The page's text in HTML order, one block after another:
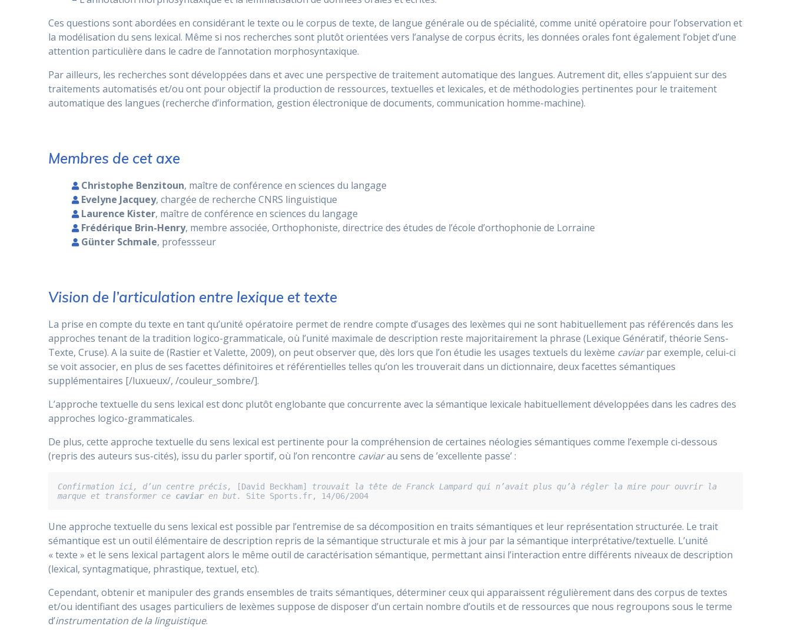
Ces questions sont abordées en considérant le texte ou le corpus de texte, de langue générale ou de spécialité, comme unité opératoire pour l’observation et
la modélisation du sens lexical. Même si nos recherches sont plutôt orientées vers l’analyse de corpus écrits, les données orales font également l’objet d’une
attention particulière dans le cadre de l’annotation morphosyntaxique.
Par ailleurs, les recherches sont développées dans et avec une perspective de traitement automatique des langues. Autrement dit, elles s’appuient sur des
traitements automatisés et/ou ont pour objectif la production de ressources, textuelles et lexicales, et de méthodologies pertinentes pour le traitement
automatique des langues (recherche d’information, gestion électronique de documents, communication homme-machine).
Membres de cet axe
Christophe Benzitoun, maître de conférence en sciences du langage
Evelyne Jacquey, chargée de recherche CNRS linguistique
Laurence Kister, maître de conférence en sciences du langage
Frédérique Brin-Henry, membre associée, Orthophoniste, directrice des études de l’école d’orthophonie de Lorraine
Günter Schmale, professseur
Vision de l’articulation entre lexique et texte
La prise en compte du texte en tant qu’unité opératoire permet de rendre compte d’usages des lexèmes qui ne sont habituellement pas référencés dans les
approches tenant de la tradition logico-grammaticale, où l’unité maximale de description reste majoritairement la phrase (Lexique Génératif, théorie Sens-
Texte, Cruse). A la suite de (Rastier et Valette, 2009), on peut observer que, dès lors que l’on étudie les usages textuels du lexème caviarpar exemple, celui-ci
se voit associer, en plus de ses facettes définitoires et référentielles telles qu’on les trouverait dans un dictionnaire, deux facettes sémantiques
supplémentaires [/luxueux/, /couleur_sombre/].
L’approche textuelle du sens lexical est donc plutôt englobante que concurrente avec la sémantique lexicale habituellement développées dans les cadres des
approches logico-grammaticales.
De plus, cette approche textuelle du sens lexical est pertinente pour la compréhension de certaines néologies sémantiques comme l’exemple ci-dessous
(repris des auteurs sus-cités), issu du parler sportif, où l’on rencontre caviarau sens de ’excellente passe’ :
Confirmation ici, d’un centre précis, [David Beckham] trouvait la tête de Franck Lampard qui n’avait plus qu’à régler la mire pour ouvrir la
marque et transformer ce caviar en but. Site Sports.fr, 14/06/2004
Une approche textuelle du sens lexical est possible par l’entremise de sa décomposition en traits sémantiques et leur représentation structurée. Le trait
sémantique est un outil élémentaire de description repris de la sémantique structurale et mis à jour par la sémantique interprétative/textuelle. L’unité
« texte » et le sens lexical partagent alors le même outil de caractérisation sémantique, permettant ainsi l’interaction entre différents niveaux de description
(lexical, syntagmatique, phrastique, textuel, etc).
Cependant, obtenir et manipuler des grands ensembles de traits sémantiques, déterminer ceux qui apparaissent régulièrement dans des corpus de textes
et/ou identifiant des usages particuliers de lexèmes suppose de disposer d’un certain nombre d’outils et de ressources que nous regroupons sous le terme
d’instrumentation de la linguistique.